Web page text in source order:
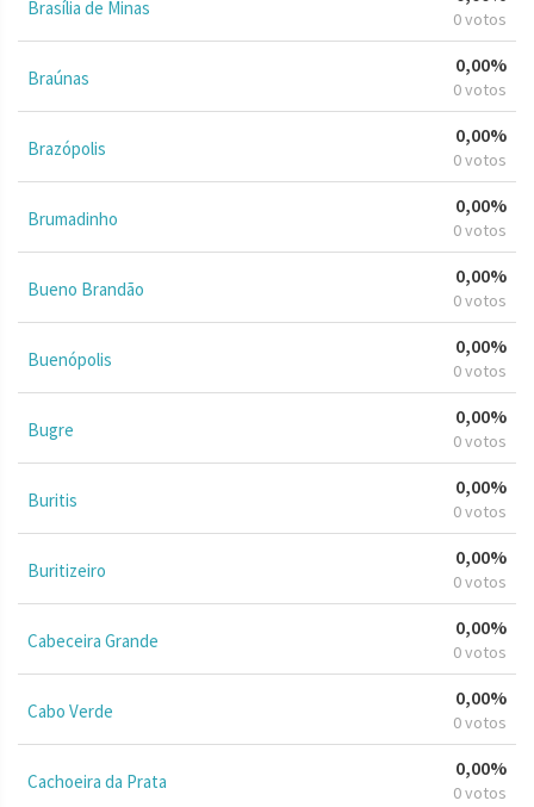
Brasília de Minas 0 votos
Braúnas
0,00%
0 votos
Brazópolis
0,00%
0 votos
Brumadinho
0,00%
0 votos
Bueno Brandão
0,00%
0 votos
Buenópolis
0,00%
0 votos
Bugre
0,00%
0 votos
Buritis
0,00%
0 votos
Buritizeiro
0,00%
0 votos
Cabeceira Grande
0,00%
0 votos
Cabo Verde
0,00%
0 votos
Cachoeira da Prata
0,00%
0 votos